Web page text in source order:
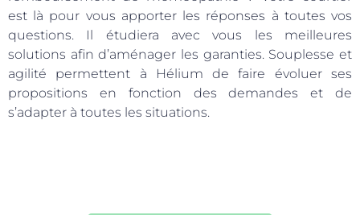
est là pour vous apporter les réponses à toutes vos
questions. Il étudiera avec vous les meilleures
solutions afin d’aménager les garanties. Souplesse et
agilité permettent à Hélium de faire évoluer ses
propositions en fonction des demandes et de
s’adapter à toutes les situations.